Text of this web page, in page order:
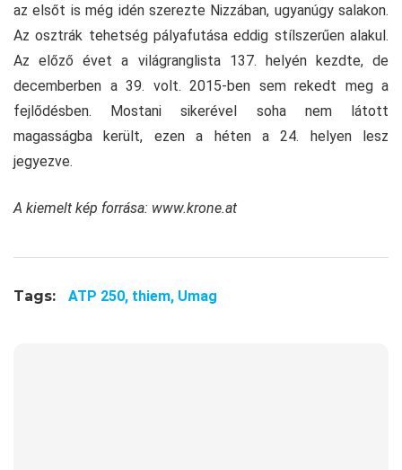
az elsőt is még idén szerezte Nizzában, ugyanúgy salakon.
Az osztrák tehetség pályafutása eddig stílszerűen alakul.
Az előző évet a világranglista 137. helyén kezdte, de
decemberben a 39. volt. 2015-ben sem rekedt meg a
fejlődésben. Mostani sikerével soha nem látott
magasságba került, ezen a héten a 24. helyen lesz
jegyezve.
A kiemelt kép forrása: www.krone.at
Tags: ATP 250, thiem, Umag